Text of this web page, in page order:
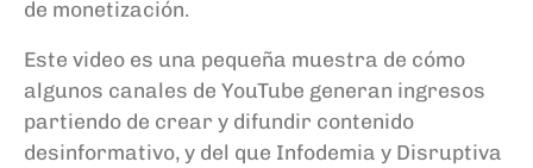
de monetización.
Este video es una pequeña muestra de cómo
algunos canales de YouTube generan ingresos
partiendo de crear y difundir contenido
desinformativo, y del que Infodemia y Disruptiva